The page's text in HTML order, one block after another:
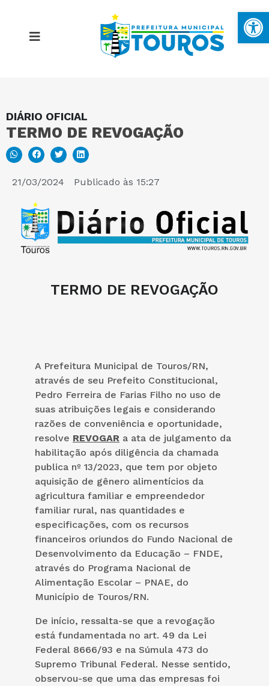
DIÁRIO OFICIAL
TERMO DE REVOGAÇÃO
21/03/2024 Publicado às 15:27
TERMO DE REVOGAÇÃO
A Prefeitura Municipal de Touros/RN,
através de seu Prefeito Constitucional,
Pedro Ferreira de Farias Filho no uso de
suas atribuições legais e considerando
razões de conveniência e oportunidade,
resolve REVOGAR a ata de julgamento da
habilitação após diligência da chamada
publica nº 13/2023, que tem por objeto
aquisição de gênero alimentícios da
agricultura familiar e empreendedor
familiar rural, nas quantidades e
especificações, com os recursos
financeiros oriundos do Fundo Nacional de
Desenvolvimento da Educação – FNDE,
através do Programa Nacional de
Alimentação Escolar – PNAE, do
Município de Touros/RN.
De início, ressalta-se que a revogação
está fundamentada no art. 49 da Lei
Federal 8666/93 e na Súmula 473 do
Supremo Tribunal Federal. Nesse sentido,
observou-se que uma das empresas foi
MAPA DO SITE
PORTAL DA TRANSPARÊNCIA
E-SIC
PERGUNTAS FREQUENTES